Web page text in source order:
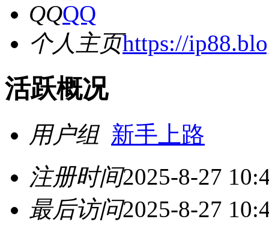
QQ
个人主页https://
活跃概况
用户组 新手上路
注册时间2025-8-27
最后访问2025-8-27